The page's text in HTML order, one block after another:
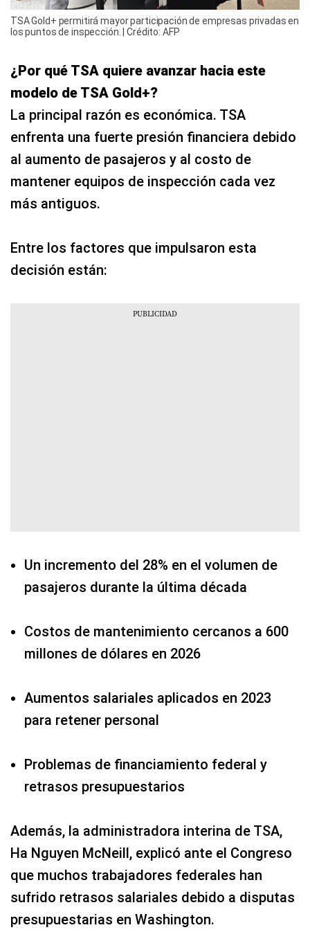
TSA Gold+ permitirá mayor participación de empresas privadas en
los puntos de inspección. | Crédito: AFP
¿Por qué TSA quiere avanzar hacia este
modelo de TSA Gold+?
La principal razón es económica. TSA
enfrenta una fuerte presión financiera debido
al aumento de pasajeros y al costo de
mantener equipos de inspección cada vez
más antiguos.
Entre los factores que impulsaron esta
decisión están:
Un incremento del 28% en el volumen de
pasajeros durante la última década
Costos de mantenimiento cercanos a 600
millones de dólares en 2026
Aumentos salariales aplicados en 2023
para retener personal
Problemas de financiamiento federal y
retrasos presupuestarios
Además, la administradora interina de TSA,
Ha Nguyen McNeill, explicó ante el Congreso
que muchos trabajadores federales han
sufrido retrasos salariales debido a disputas
presupuestarias en Washington.